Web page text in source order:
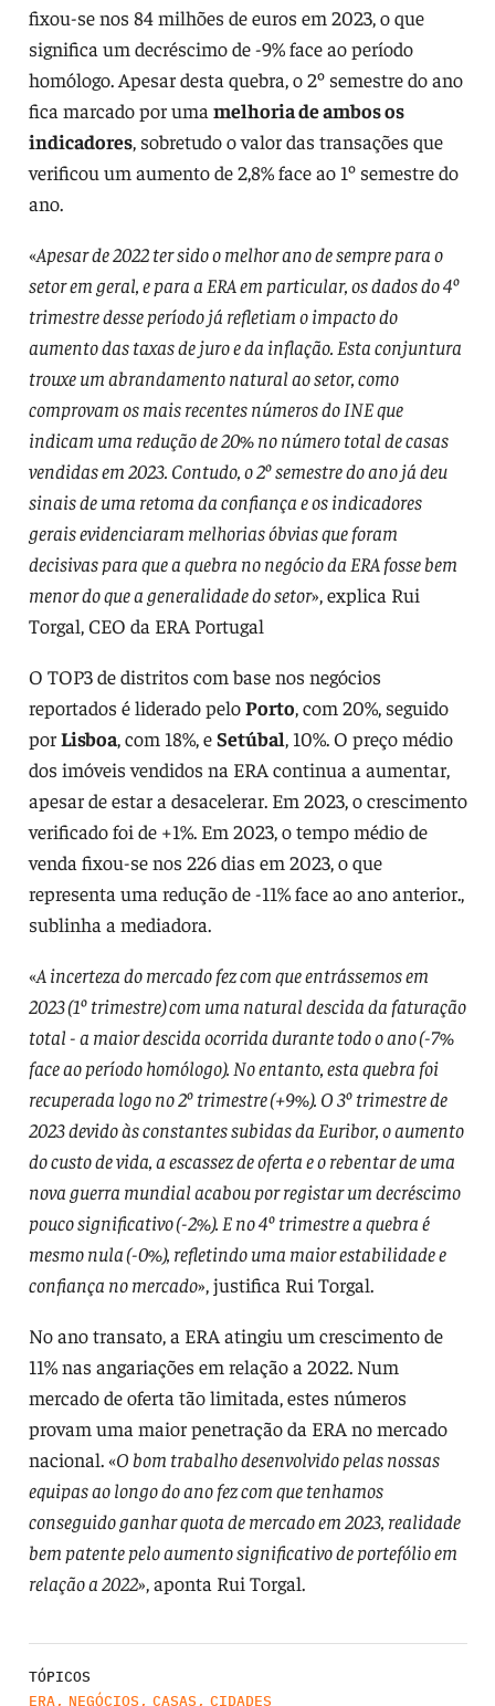
fixou-se nos 84 milhões de euros em 2023, o que
significa um decréscimo de -9% face ao período
homólogo. Apesar desta quebra, o 2º semestre do ano
fica marcado por uma melhoria de ambos os
indicadores, sobretudo o valor das transações que
verificou um aumento de 2,8% face ao 1º semestre do
ano.
«Apesar de 2022 ter sido o melhor ano de sempre para o
setor em geral, e para a ERA em particular, os dados do 4º
trimestre desse período já refletiam o impacto do
aumento das taxas de juro e da inflação. Esta conjuntura
trouxe um abrandamento natural ao setor, como
comprovam os mais recentes números do INE que
indicam uma redução de 20% no número total de casas
vendidas em 2023. Contudo, o 2º semestre do ano já deu
sinais de uma retoma da confiança e os indicadores
gerais evidenciaram melhorias óbvias que foram
decisivas para que a quebra no negócio da ERA fosse bem
menor do que a generalidade do setor», explica Rui
Torgal, CEO da ERA Portugal
O TOP3 de distritos com base nos negócios
reportados é liderado peloPorto, com 20%, seguido
porLisboa, com 18%, eSetúbal, 10%. O preço médio
dos imóveis vendidos na ERA continua a aumentar,
apesar de estar a desacelerar. Em 2023, o crescimento
verificado foi de +1%. Em 2023, o tempo médio de
venda fixou-se nos 226 dias em 2023, o que
representa uma redução de -11% face ao ano anterior.,
sublinha a mediadora.
«A incerteza do mercado fez com que entrássemos em
2023 (1º trimestre) com uma natural descida da faturação
total - a maior descida ocorrida durante todo o ano (-7%
face ao período homólogo). No entanto, esta quebra foi
recuperada logo no 2º trimestre (+9%). O 3º trimestre de
2023 devido às constantes subidas da Euribor, o aumento
do custo de vida, a escassez de oferta e o rebentar de uma
nova guerra mundial acabou por registar um decréscimo
pouco significativo (-2%). E no 4º trimestre a quebra é
mesmo nula (-0%), refletindo uma maior estabilidade e
confiança no mercado», justifica Rui Torgal.
No ano transato, a ERA atingiu um crescimento de
11% nas angariações em relação a 2022. Num
mercado de oferta tão limitada, estes números
provam uma maior penetração da ERA no mercado
nacional. «O bom trabalho desenvolvido pelas nossas
equipas ao longo do ano fez com que tenhamos
conseguido ganhar quota de mercado em 2023, realidade
bem patente pelo aumento significativo de portefólio em
relação a 2022», aponta Rui Torgal.
TÓPICOS
ERA, NEGÓCIOS , CASAS , CIDADES